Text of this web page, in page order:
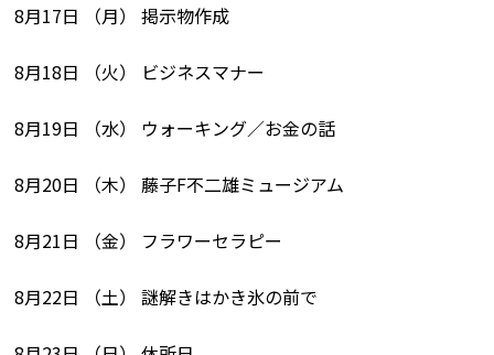
8月17日 （月） 掲示物作成
8月18日 （火） ビジネスマナー
8月19日 （水） ウォーキング／お金の話
8月20日 （木） 藤子F不二雄ミュージアム
8月21日 （金） フラワーセラピー
8月22日 （土） 謎解きはかき氷の前で